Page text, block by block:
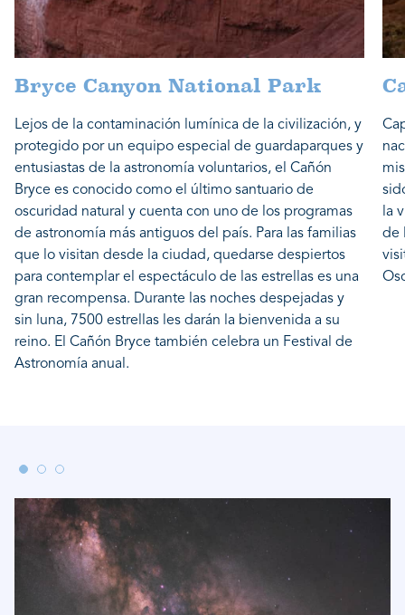
Bryce Canyon National Park
Lejos de la contaminación lumínica de la civilización, y
protegido por un equipo especial de guardaparques y
entusiastas de la astronomía voluntarios, el Cañón
Bryce es conocido como el último santuario de
oscuridad natural y cuenta con uno de los programas
de astronomía más antiguos del país. Para las familias
que lo visitan desde la ciudad, quedarse despiertos
para contemplar el espectáculo de las estrellas es una
gran recompensa. Durante las noches despejadas y
sin luna, 7500 estrellas les darán la bienvenida a su
reino. El Cañón Bryce también celebra un Festival de
Astronomía anual.
la
de